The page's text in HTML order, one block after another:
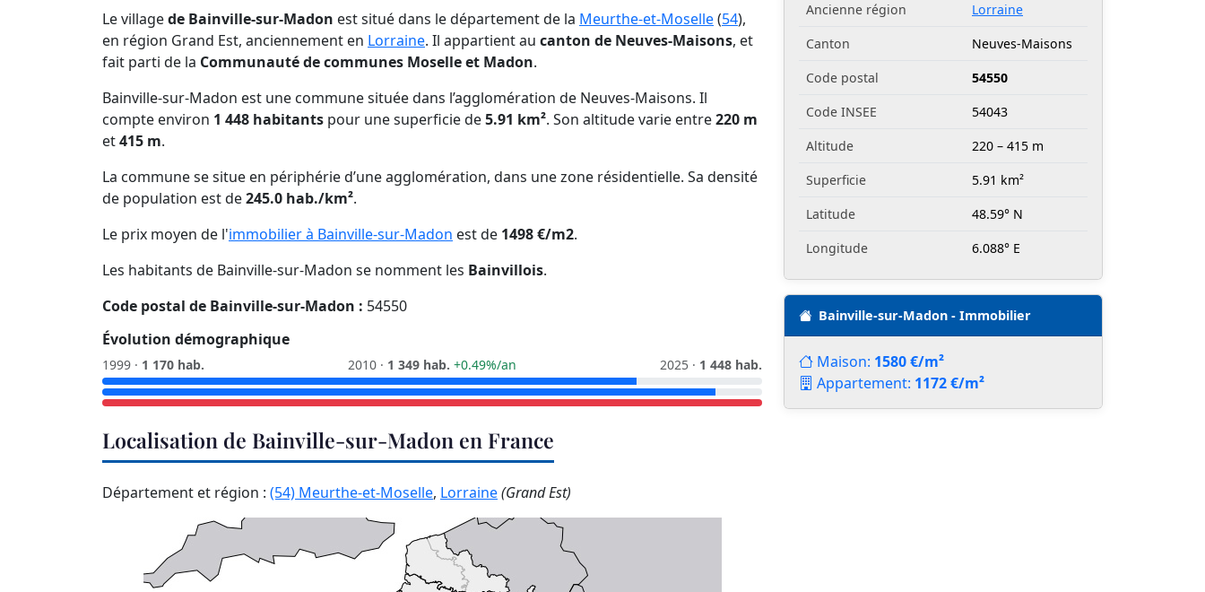
Le villagede Bainville-sur-Madon est situé dans le département de la Meurthe-et-Moselle(54),
en région Grand Est, anciennement en Lorraine. Il appartient au canton de Neuves-Maisons, et
fait parti de la Communauté de communes Moselle et Madon.
Bainville-sur-Madon est une commune située dans l’agglomération de Neuves-Maisons. Il
compte environ 1 448 habitants pour une superficie de5.91 km². Son altitude varie entre220 m
et415 m.
La commune se situe en périphérie d’une agglomération, dans une zone résidentielle. Sa densité
de population est de245.0 hab./km².
Le prix moyen de l'immobilier à Bainville-sur-Madon est de 1498 €/m2.
Les habitants de Bainville-sur-Madon se nomment les Bainvillois.
Code postal de Bainville-sur-Madon : 54550
Évolution démographique
1999 · 1 170 hab. 2010 · 1 349 hab. +0.49%/an 2025 · 1 448 hab.
Localisation de Bainville-sur-Madon en France
Département et région : (54) Meurthe-et-Moselle, Lorraine(Grand Est)
Ancienne région
Lorraine
Canton
Neuves-Maisons
Code postal
54550
Code INSEE
54043
Altitude
220 – 415 m
Superficie
5.91 km²
Latitude
48.59° N
Longitude
6.088° E
Bainville-sur-Madon - Immobilier
Maison: 1580 €/m²
Appartement: 1172 €/m²